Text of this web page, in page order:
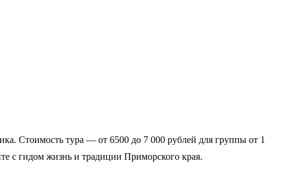
Стоимость тура — от 6500 до 7 000 рублей для группы от 1
с гидом жизнь и традиции Приморского края.